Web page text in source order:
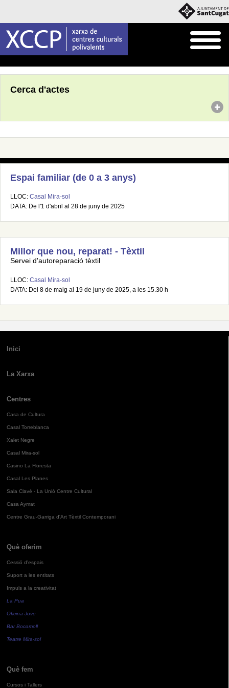
Cerca d'actes
Espai familiar (de 0 a 3 anys)
LLOC: Casal Mira-sol
DATA: De l'1 d'abril al 28 de juny de 2025
Millor que nou, reparat! - Tèxtil
Servei d'autoreparació tèxtil
LLOC: Casal Mira-sol
DATA: Del 8 de maig al 19 de juny de 2025, a les 15.30 h
Inici
La Xarxa
Centres
Casa de Cultura
Casal Torreblanca
Xalet Negre
Casal Mira-sol
Casino La Floresta
Casal Les Planes
Sala Clavé - La Unió Centre Cultural
Casa Aymat
Centre Grau-Garriga d'Art Tèxtil Contemporani
Què oferim
Cessió d'espais
Suport a les entitats
Impuls a la creativitat
La Pua
Oficina Jove
Bar Bocamoll
Teatre Mira-sol
Què fem
Cursos i Tallers